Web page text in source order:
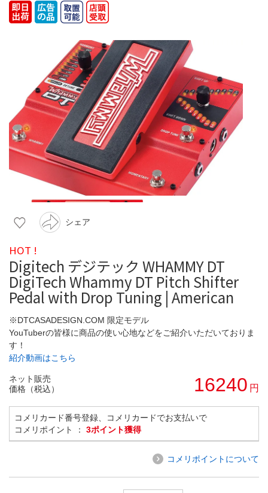
シェア
HOT !
Digitech デジテック WHAMMY DT
DigiTech Whammy DT Pitch Shifter
Pedal with Drop Tuning | American
※DTCASADESIGN.COM 限定モデル
YouTuberの皆様に商品の使い心地などをご紹介いただいておりま
す！
紹介動画はこちら
ネット販売
価格（税込）
16240 円
コメリカード番号登録、コメリカードでお支払いで
コメリポイント ： 3ポイント獲得
コメリポイントについて